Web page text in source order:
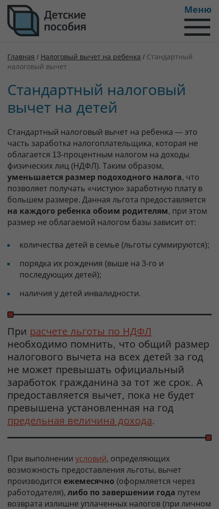
Меню
Главная / Налоговый вычет на ребенка / Стандартный
налоговый вычет
Стандартный налоговый
вычет на детей
Стандартный налоговый вычет на ребенка — это
часть заработка налогоплательщика, которая не
облагается 13-процентным налогом на доходы
физических лиц (НДФЛ). Таким образом,
уменьшается размер подоходного налога, что
позволяет получать «чистую» заработную плату в
большем размере. Данная льгота предоставляется
на каждого ребенка обоим родителям, при этом
размер не облагаемой налогом базы зависит от:
количества детей в семье (льготы суммируются);
порядка их рождения (выше на 3-го и
последующих детей);
наличия у детей инвалидности.
При расчете льготы по НДФЛ
необходимо помнить, что общий размер
налогового вычета на всех детей за год
не может превышать официальный
заработок гражданина за тот же срок. А
предоставляется вычет, пока не будет
превышена установленная на год
предельная величина дохода.
При выполнении условий, определяющих
возможность предоставления льготы, вычет
производится ежемесячно (оформляется через
работодателя), либо по завершении года путем
возврата излишне уплаченных налогов (при личном